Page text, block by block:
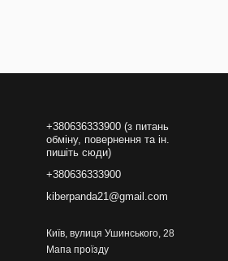
+380636333900 (з питань
обміну, повернення та ін.
пишіть сюди)
+380636333900
kiberpanda21@gmail.com
Київ, вулиця Ушинського, 28
Мапа проїзду